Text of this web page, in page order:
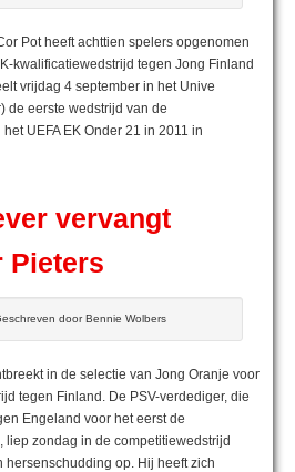
Pot heeft achttien spelers opgenomen
kwalificatiewedstrijd tegen Jong Finland
vrijdag 4 september in het Unive
de eerste wedstrijd van de
UEFA EK Onder 21 in 2011 in
vervangt
Pieters
door Bennie Wolbers
in de selectie van Jong Oranje voor
tegen Finland. De PSV-verdediger, die
Engeland voor het eerst de
liep zondag in de competitiewedstrijd
hersenschudding op. Hij heeft zich